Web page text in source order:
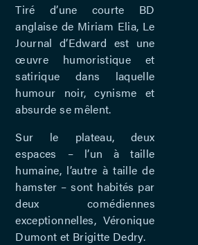
Tiré d’une courte BD
anglaise de Miriam Elia, Le
Journal d’Edward est une
œuvre humoristique et
satirique dans laquelle
humour noir, cynisme et
absurde se mêlent.
Sur le plateau, deux
espaces – l’un à taille
humaine, l’autre à taille de
hamster – sont habités par
deux comédiennes
exceptionnelles, Véronique
Dumont et Brigitte Dedry.